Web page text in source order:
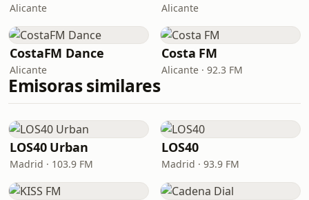
Alicante Alicante
CostaFM Dance
Alicante
Costa FM
Alicante · 92.3 FM
Emisoras similares
LOS40 Urban
Madrid · 103.9 FM
LOS40
Madrid · 93.9 FM